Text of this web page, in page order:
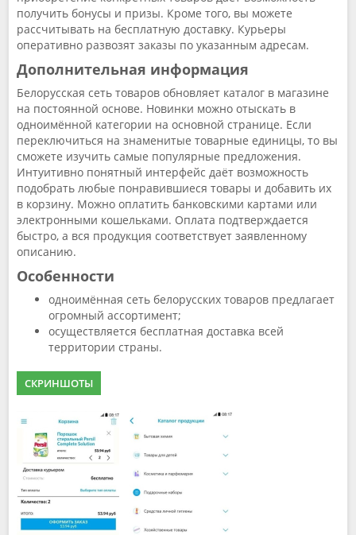
получить бонусы и призы. Кроме того, вы можете
рассчитывать на бесплатную доставку. Курьеры
оперативно развозят заказы по указанным адресам.
Дополнительная информация
Белорусская сеть товаров обновляет каталог в магазине
на постоянной основе. Новинки можно отыскать в
одноимённой категории на основной странице. Если
переключиться на знаменитые товарные единицы, то вы
сможете изучить самые популярные предложения.
Интуитивно понятный интерфейс даёт возможность
подобрать любые понравившиеся товары и добавить их
в корзину. Можно оплатить банковскими картами или
электронными кошельками. Оплата подтверждается
быстро, а вся продукция соответствует заявленному
описанию.
Особенности
одноимённая сеть белорусских товаров предлагает
огромный ассортимент;
осуществляется бесплатная доставка всей
территории страны.
СКРИНШОТЫ